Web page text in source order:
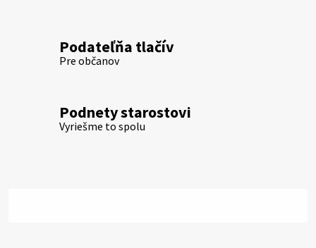
Podateľňa tlačív
Pre občanov
Podnety starostovi
Vyriešme to spolu